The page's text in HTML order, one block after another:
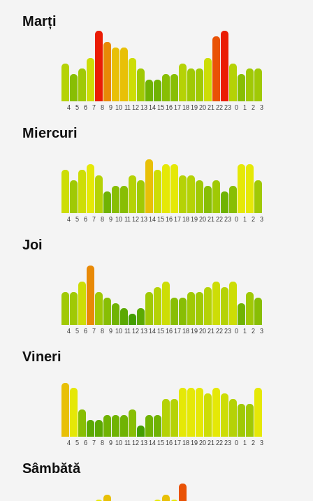
Marți
4 5 6 7 8 9 10 11 12 13 14 15 16 17 18 19 20 21 22 23 0 1 2 3
Miercuri
4 5 6 7 8 9 10 11 12 13 14 15 16 17 18 19 20 21 22 23 0 1 2 3
Joi
4 5 6 7 8 9 10 11 12 13 14 15 16 17 18 19 20 21 22 23 0 1 2 3
Vineri
4 5 6 7 8 9 10 11 12 13 14 15 16 17 18 19 20 21 22 23 0 1 2 3
Sâmbătă